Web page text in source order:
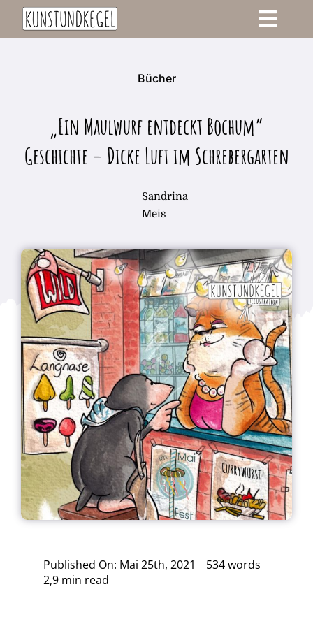
Zum
Inhalt
Toggle
Login
Bücher
„Ein Maulwurf entdeckt Bochum“
Geschichte – Dicke Luft im Schrebergarten
Sandrina
Meis
Published On: Mai 25th, 2021
534 words
2,9 min read